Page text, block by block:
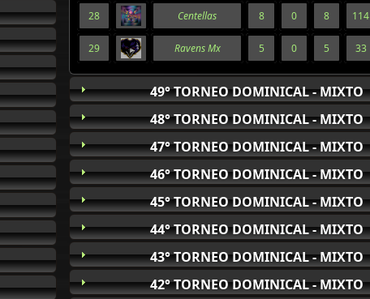
28 Centellas 8 0 8 114
29 Ravens Mx 5 0 5 33
49° TORNEO DOMINICAL - MIXTO
48° TORNEO DOMINICAL - MIXTO
47° TORNEO DOMINICAL - MIXTO
46° TORNEO DOMINICAL - MIXTO
45° TORNEO DOMINICAL - MIXTO
44° TORNEO DOMINICAL - MIXTO
43° TORNEO DOMINICAL - MIXTO
42° TORNEO DOMINICAL - MIXTO